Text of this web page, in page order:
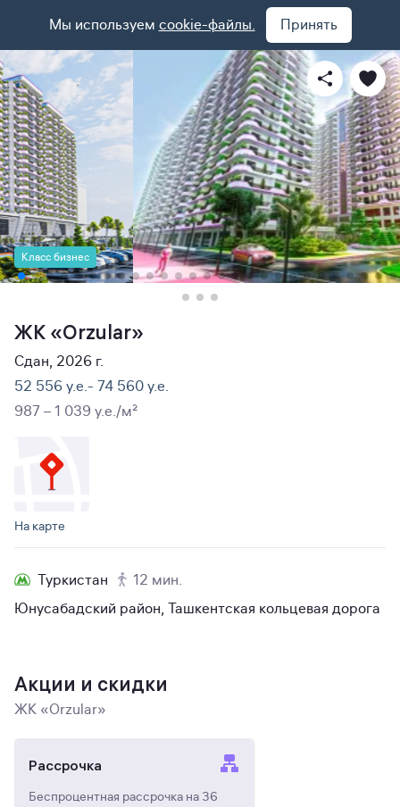
Мы используем cookie-файлы. Принять
Класс бизнес
ЖК «Orzular»
Сдан, 2026 г.
52 556 y.e.- 74 560 y.e.
987 – 1 039 y.e./м²
На карте
Туркистан
12 мин.
Юнусабадский район, Ташкентская кольцевая дорога
Акции и скидки
ЖК «Orzular»
Рассрочка
Беспроцентная рассрочка на 36